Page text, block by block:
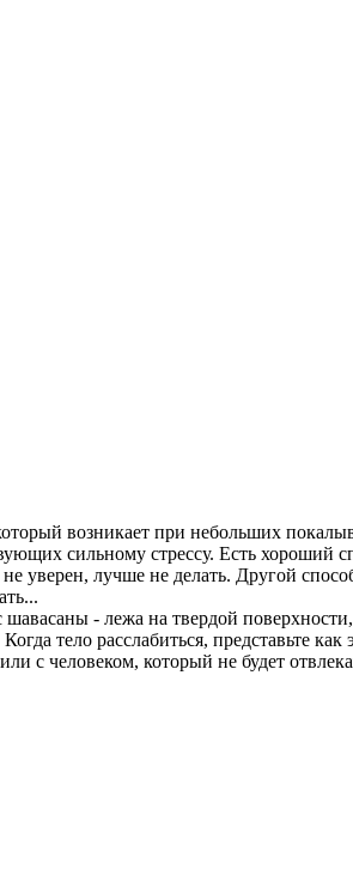
возникает при небольших
сильному стрессу. Есть хороший
уверен, лучше не делать. Другой
- лежа на твердой
тело расслабиться, представьте
с человеком, который не будет